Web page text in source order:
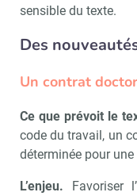
sensible du texte.
Des
Un contrat
Ce que prévoit le
code du travail, un
déterminée pour
L’enjeu. Favoriser